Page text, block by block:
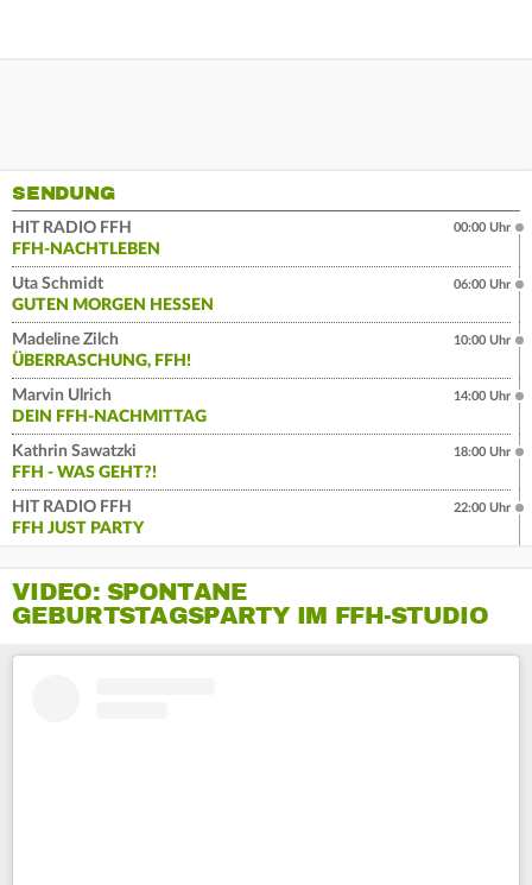
SENDUNG
HIT RADIO FFH
FFH-NACHTLEBEN
00:00 Uhr
Uta Schmidt
GUTEN MORGEN HESSEN
06:00 Uhr
Madeline Zilch
ÜBERRASCHUNG, FFH!
10:00 Uhr
Marvin Ulrich
DEIN FFH-NACHMITTAG
14:00 Uhr
Kathrin Sawatzki
FFH - WAS GEHT?!
18:00 Uhr
HIT RADIO FFH
FFH JUST PARTY
22:00 Uhr
VIDEO: SPONTANE
GEBURTSTAGSPARTY IM FFH-STUDIO